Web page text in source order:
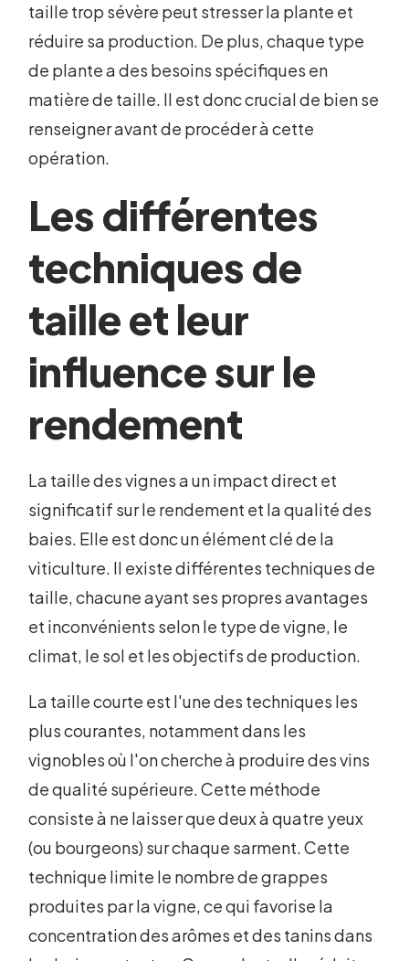
taille trop sévère peut stresser la plante et
réduire sa production. De plus, chaque type
de plante a des besoins spécifiques en
matière de taille. Il est donc crucial de bien se
renseigner avant de procéder à cette
opération.
Les différentes
techniques de
taille et leur
influence sur le
rendement
La taille des vignes a un impact direct et
significatif sur le rendement et la qualité des
baies. Elle est donc un élément clé de la
viticulture. Il existe différentes techniques de
taille, chacune ayant ses propres avantages
et inconvénients selon le type de vigne, le
climat, le sol et les objectifs de production.
La taille courte est l'une des techniques les
plus courantes, notamment dans les
vignobles où l'on cherche à produire des vins
de qualité supérieure. Cette méthode
consiste à ne laisser que deux à quatre yeux
(ou bourgeons) sur chaque sarment. Cette
technique limite le nombre de grappes
produites par la vigne, ce qui favorise la
concentration des arômes et des tanins dans